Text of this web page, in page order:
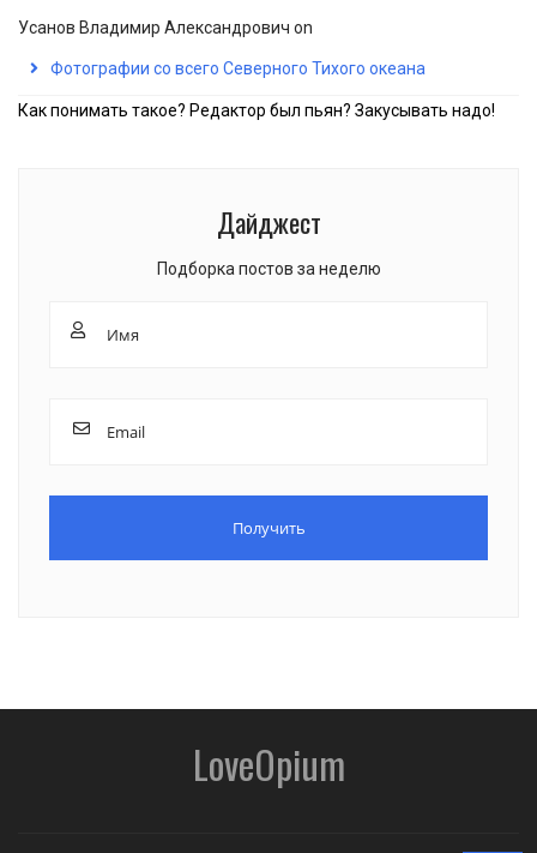
Усанов Владимир Александрович on
Фотографии со всего Северного Тихого океана
Как понимать такое? Редактор был пьян? Закусывать надо!
Дайджест
Подборка постов за неделю
LoveOpium